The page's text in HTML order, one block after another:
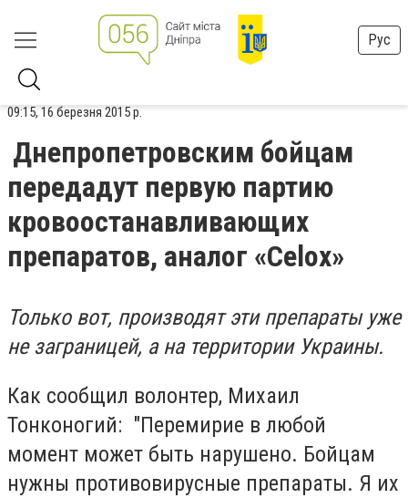
Рус
09:15, 16 березня 2015 р.
Днепропетровским бойцам
передадут первую партию
кровоостанавливающих
препаратов, аналог «Celox»
Только вот, производят эти препараты уже
не заграницей, а на территории Украины.
Как сообщил волонтер, Михаил
Тонконогий: "Перемирие в любой
момент может быть нарушено. Бойцам
нужны противовирусные препараты. Я их